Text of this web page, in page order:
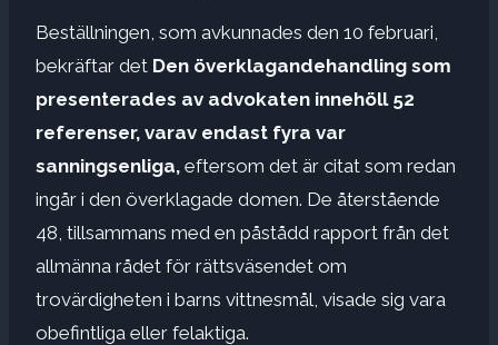
Beställningen, som avkunnades den 10 februari,
bekräftar det Den överklagandehandling som
presenterades av advokaten innehöll 52
referenser, varav endast fyra var
sanningsenliga, eftersom det är citat som redan
ingår i den överklagade domen. De återstående
48, tillsammans med en påstådd rapport från det
allmänna rådet för rättsväsendet om
trovärdigheten i barns vittnesmål, visade sig vara
obefintliga eller felaktiga.